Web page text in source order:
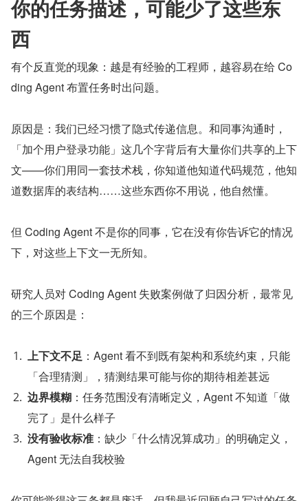
你的任务描述，可能少了这些东
西
有个反直觉的现象：越是有经验的工程师，越容易在给 Co
ding Agent 布置任务时出问题。
原因是：我们已经习惯了隐式传递信息。和同事沟通时，
「加个用户登录功能」这几个字背后有大量你们共享的上下
文——你们用同一套技术栈，你知道他知道代码规范，他知
道数据库的表结构……这些东西你不用说，他自然懂。
但 Coding Agent 不是你的同事，它在没有你告诉它的情况
下，对这些上下文一无所知。
研究人员对 Coding Agent 失败案例做了归因分析，最常见
的三个原因是：
上下文不足 ：Agent 看不到既有架构和系统约束，只能
「合理猜测」，猜测结果可能与你的期待相差甚远
边界模糊 ：任务范围没有清晰定义，Agent 不知道「做
完了」是什么样子
没有验收标准 ：缺少「什么情况算成功」的明确定义，
Agent 无法自我校验